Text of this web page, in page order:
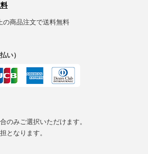
の商品注文で送料無料
い）
のみご選択いただけます。
となります。